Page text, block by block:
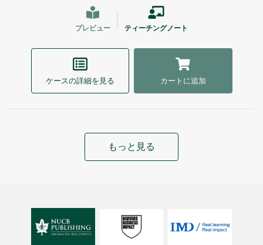
プレビュー ティーチングノート
ケースの詳細を見る カートに追加
もっと見る